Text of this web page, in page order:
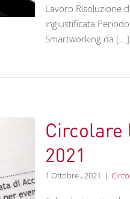
Lavoro Risoluzione
ingiustificata
Smartworking da [...]
Circolare
2021
1 Ottobre , 2021 |